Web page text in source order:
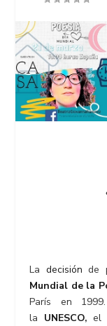
La decisión de
Mundial de la
París en
la UNESCO, el